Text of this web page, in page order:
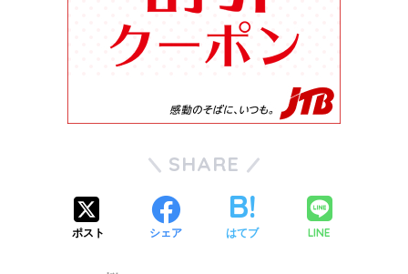
SHARE
ポスト シェア はてブ LINE